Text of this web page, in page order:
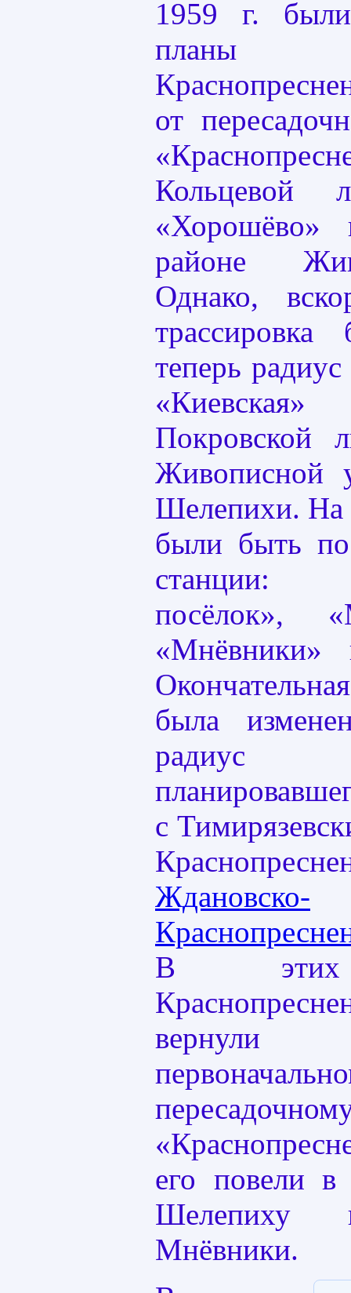
1959 г.
планы
от
Кольцевой
районе
Однако,
трассировка
теперь
Живописной
Шелепихи. На
были быть
станции:
посёлок»,
«Мнёвники»
была
с
Ждановско-
В этих
его повели
Шелепиху
Мнёвники.